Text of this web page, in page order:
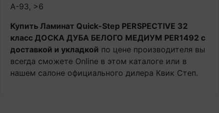
A-93, >6
Купить Ламинат Quick-Step PERSPECTIVE 32
класс ДОСКА ДУБА БЕЛОГО МЕДИУМ PER1492 с
доставкой и укладкой по цене производителя вы
всегда сможете Online в этом каталоге или в
нашем салоне официального дилера Квик Степ.